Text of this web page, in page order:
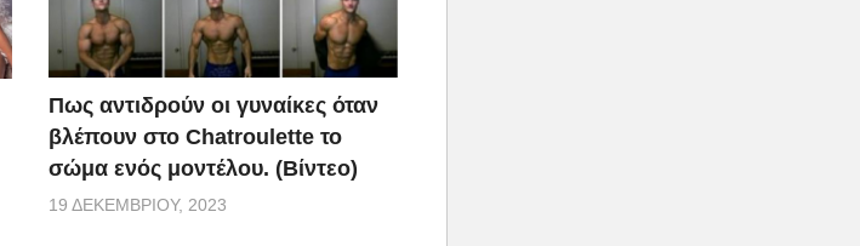
Πως αντιδρούν οι γυναίκες όταν
βλέπουν στο Chatroulette το
σώμα ενός μοντέλου. (Βίντεο)
19 ΔΕΚΕΜΒΡΊΟΥ, 2023